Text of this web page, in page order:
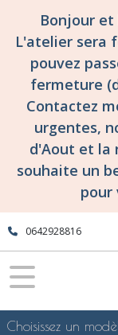
Bonjour
L'atelier sera
pouvez
fermeture
Contactez
urgentes,
d'Aout et la
souhaite un
pour
0642928816